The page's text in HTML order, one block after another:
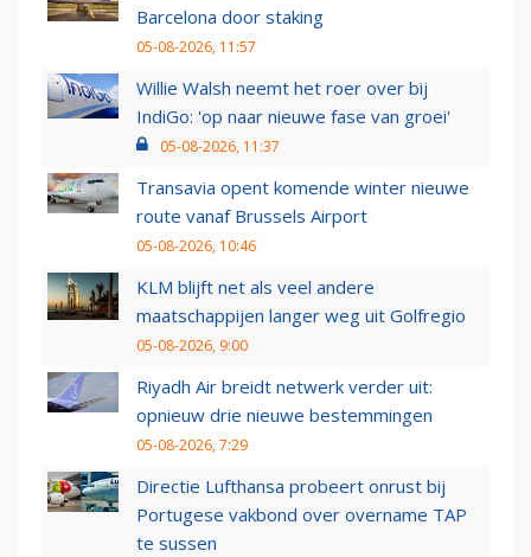
Barcelona door staking
05-08-2026, 11:57
Willie Walsh neemt het roer over bij
IndiGo: 'op naar nieuwe fase van groei'
05-08-2026, 11:37
Transavia opent komende winter nieuwe
route vanaf Brussels Airport
05-08-2026, 10:46
KLM blijft net als veel andere
maatschappijen langer weg uit Golfregio
05-08-2026, 9:00
Riyadh Air breidt netwerk verder uit:
opnieuw drie nieuwe bestemmingen
05-08-2026, 7:29
Directie Lufthansa probeert onrust bij
Portugese vakbond over overname TAP
te sussen